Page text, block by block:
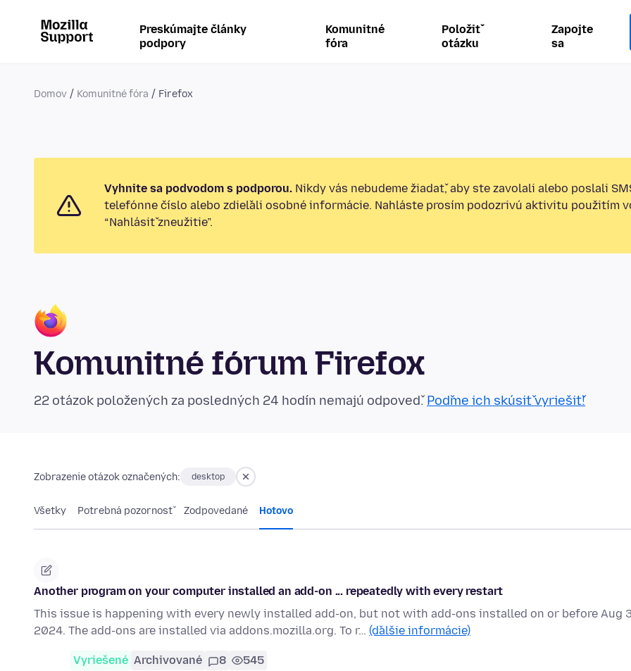
Preskúmajte články
podpory
Komunitné
fóra
Položiť
otázku
Zapojte
sa
Domov Komunitné fóra Firefox
Vyhnite sa podvodom s podporou. Nikdy vás nebudeme žiadať, aby ste zavolali alebo poslali
telefónne číslo alebo zdieľali osobné informácie. Nahláste prosím podozrivú aktivitu použitím
“Nahlásiť zneužitie”.
Komunitné fórum Firefox
22 otázok položených za posledných 24 hodín nemajú odpoveď.Poďme ich skúsiť vyriešiť!
Zobrazenie otázok označených: desktop
Všetky Potrebná pozornosť Zodpovedané Hotovo
Another program on your computer installed an add-on ... repeatedly with every restart
This issue is happening with every newly installed add-on, but not with add-ons installed on or before Aug
2024. The add-ons are installed via addons.mozilla.org. To r… (ďalšie informácie)
Vyriešené Archivované 8 545